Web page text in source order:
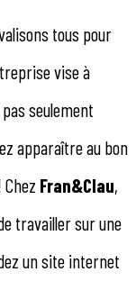
tous pour
vise à
seulement
apparaître au bon
Fran&Clau,
travailler sur une
un site internet